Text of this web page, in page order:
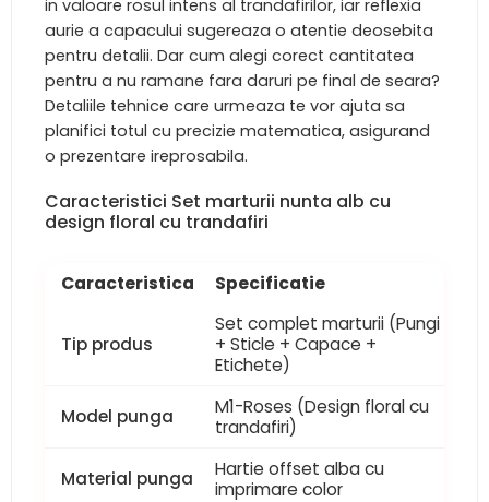
in valoare rosul intens al trandafirilor, iar reflexia
aurie a capacului sugereaza o atentie deosebita
pentru detalii. Dar cum alegi corect cantitatea
pentru a nu ramane fara daruri pe final de seara?
Detaliile tehnice care urmeaza te vor ajuta sa
planifici totul cu precizie matematica, asigurand
o prezentare ireprosabila.
Caracteristici Set marturii nunta alb cu
design floral cu trandafiri
Caracteristica Specificatie
Tip produs
Set complet marturii (Pungi
+ Sticle + Capace +
Etichete)
Model punga
M1-Roses (Design floral cu
trandafiri)
Material punga
Hartie offset alba cu
imprimare color